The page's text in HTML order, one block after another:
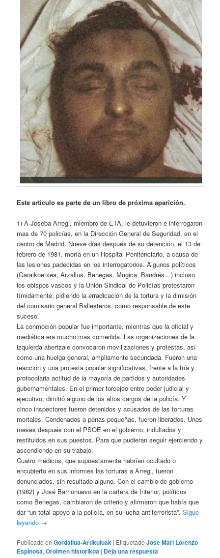
Este artículo es parte de un libro de próxima aparición.
1) A Joseba Arregi, miembro de ETA, le detuvieron e interrogaron
mas de 70 policías, en la Dirección General de Seguridad, en el
centro de Madrid. Nueve días después de su detención, el 13 de
febrero de 1981, moría en un Hospital Penitenciario, a causa de
las lesiones padecidas en los interrogatorios. Algunos políticos
(Garaikoetxea, Arzallus, Benegas, Mugica, Bandrés…) incluso
los obispos vascos y la Unión Sindical de Policías protestaron
tímidamente, pidiendo la erradicación de la tortura y la dimisión
del comisario general Ballesteros, como responsable de este
suceso.
La conmoción popular fue importante, mientras que la oficial y
mediática era mucho mas comedida. Las organizaciones de la
izquierda abertzale convocaron movilizaciones y protestas, así
como una huelga general, ampliamente secundada. Fueron una
reacción y una protesta popular significativas, frente a la fría y
protocolaria actitud de la mayoría de partidos y autoridades
gubernamentales. En el primer forcejeo entre poder judicial y
ejecutivo, dimitió alguno de los altos cargos de la policía. Y
cinco inspectores fueron detenidos y acusados de las torturas
mortales. Condenados a penas pequeñas, fueron liberados. Unos
meses después con el PSOE en el gobierno, indultados y
restituidos en sus puestos. Para que pudieran seguir ejerciendo y
ascendiendo en su trabajo.
Cuatro médicos, que supuestamente habrían ocultado o
encubierto en sus informes las torturas a Arregi, fueron
denunciados, sin resultado alguno. Con el cambio de gobierno
(1982) y José Barrionuevo en la cartera de Interior, políticos
como Benegas, cambiaron de criterio y afirmaron que había que
dar “un total apoyo a la policía, en su lucha antiterrorista”.Sigue
leyendo →
Publicado en Gordailua-Artikuluak | Etiquetado Jose Mari Lorenzo
Espinosa,Oroimen historikoa | Deja una respuesta